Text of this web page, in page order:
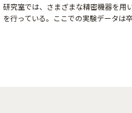
研究室では、さまざまな精密機器を用
を行っている。ここでの実験データは